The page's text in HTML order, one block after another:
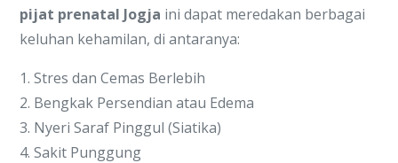
pijat prenatal Jogja ini dapat meredakan berbagai
keluhan kehamilan, di antaranya:
1. Stres dan Cemas Berlebih
2. Bengkak Persendian atau Edema
3. Nyeri Saraf Pinggul (Siatika)
4. Sakit Punggung